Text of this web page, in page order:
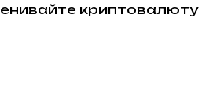
криптовалюту